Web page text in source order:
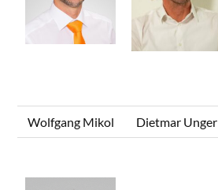
Wolfgang Mikol Dietmar Unger